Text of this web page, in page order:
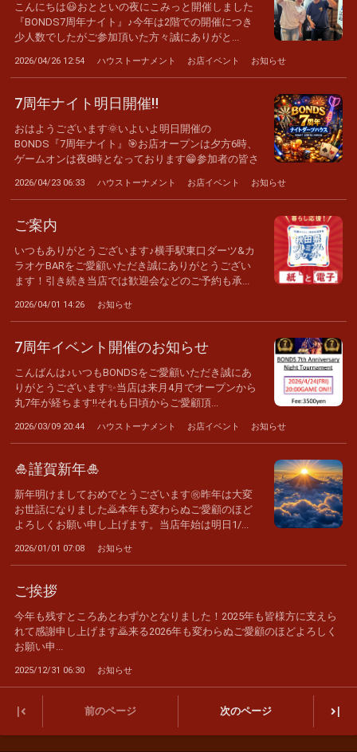
こんにちは😃おとといの夜にこみっと開催しました
『BONDS7周年ナイト』♪今年は2階での開催につき
少人数でしたがご参加頂いた方々誠にありがと...
2026/04/26 12:54 ハウストーナメント お店イベント お知らせ
7周年ナイト明日開催‼️
おはようございます🌞いよいよ明日開催の
BONDS『7周年ナイト』🎯お店オープンは夕方6時、
ゲームオンは夜8時となっております😁参加者の皆さ
2026/04/23 06:33 ハウストーナメント お店イベント お知らせ
ご案内
いつもありがとうございます♪横手駅東口ダーツ&カ
ラオケBARをご愛顧いただき誠にありがとうござい
ます！引き続き当店では歓迎会などのご予約も承...
2026/04/01 14:26 お知らせ
7周年イベント開催のお知らせ
こんばんは♪いつもBONDSをご愛顧いただき誠にあ
りがとうございます✨当店は来月4月でオープンから
丸7年が経ちます‼️それも日頃からご愛顧頂...
2026/03/09 20:44 ハウストーナメント お店イベント お知らせ
🎍謹賀新年🎍
新年明けましておめでとうございます㊗️昨年は大変
お世話になりました🙇本年も変わらぬご愛顧のほど
よろしくお願い申し上げます。当店年始は明日1/...
2026/01/01 07:08 お知らせ
ご挨拶
今年も残すところあとわずかとなりました！2025年も皆様方に支えら
れて感謝申し上げます🙇来る2026年も変わらぬご愛顧のほどよろしく
お願い申...
2025/12/31 06:30 お知らせ
| 前のページ 次のページ |